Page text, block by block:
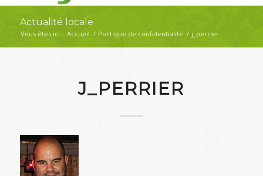
Actualité locale
Vous êtes ici : Accueil / Politique de confidentialité / j_perrier
J_PERRIER